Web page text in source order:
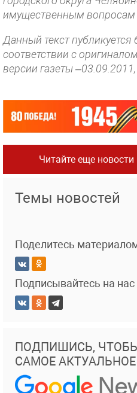
имущественным
Данный текст
соответствии с
версии газеты
Читайте еще новости
Темы новостей
Поделитесь
Подписывайтесь на нас
ПОДПИШИСЬ,
САМОЕ АКТУАЛЬНОЕ